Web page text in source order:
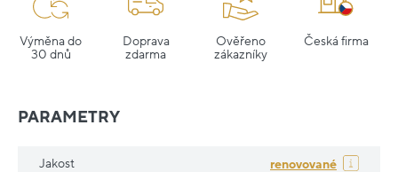
Výměna do
30 dnů
Doprava
zdarma
Ověřeno
zákazníky
Česká firma
PARAMETRY
Jakost renovované